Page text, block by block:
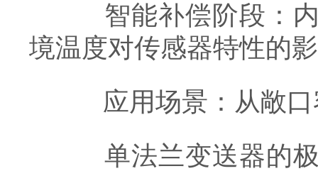
智能补偿阶段：内
境温度对传感器特性的
应用场景：从敞口
单法兰变送器的极